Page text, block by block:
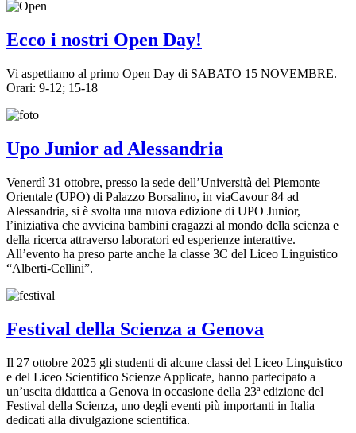
Ecco i nostri Open Day!
Vi aspettiamo al primo Open Day di SABATO 15 NOVEMBRE.
Orari: 9-12; 15-18
Upo Junior ad Alessandria
Venerdì 31 ottobre, presso la sede dell’Università del Piemonte
Orientale (UPO) di Palazzo Borsalino, in viaCavour 84 ad
Alessandria, si è svolta una nuova edizione di UPO Junior,
l’iniziativa che avvicina bambini eragazzi al mondo della scienza e
della ricerca attraverso laboratori ed esperienze interattive.
All’evento ha preso parte anche la classe 3C del Liceo Linguistico
“Alberti-Cellini”.
Festival della Scienza a Genova
Il 27 ottobre 2025 gli studenti di alcune classi del Liceo Linguistico
e del Liceo Scientifico Scienze Applicate, hanno partecipato a
un’uscita didattica a Genova in occasione della 23ª edizione del
Festival della Scienza, uno degli eventi più importanti in Italia
dedicati alla divulgazione scientifica.